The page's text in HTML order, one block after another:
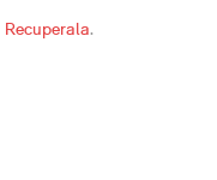
Recuperala.